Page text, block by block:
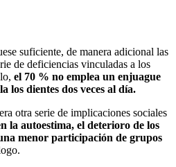
suficiente, de manera adicional las
de deficiencias vinculadas a los
el 70 % no emplea un enjuague
los dientes dos veces al día.
otra serie de implicaciones sociales
la autoestima, el deterioro de los
menor participación de grupos